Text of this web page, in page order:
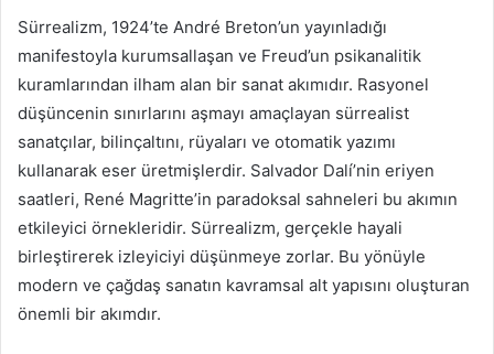
Sürrealizm, 1924’te André Breton’un yayınladığı
manifestoyla kurumsallaşan ve Freud’un psikanalitik
kuramlarından ilham alan bir sanat akımıdır. Rasyonel
düşüncenin sınırlarını aşmayı amaçlayan sürrealist
sanatçılar, bilinçaltını, rüyaları ve otomatik yazımı
kullanarak eser üretmişlerdir. Salvador Dalí’nin eriyen
saatleri, René Magritte’in paradoksal sahneleri bu akımın
etkileyici örnekleridir. Sürrealizm, gerçekle hayali
birleştirerek izleyiciyi düşünmeye zorlar. Bu yönüyle
modern ve çağdaş sanatın kavramsal alt yapısını oluşturan
önemli bir akımdır.